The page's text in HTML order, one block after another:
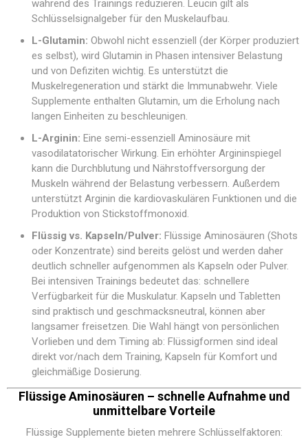
während des Trainings reduzieren. Leucin gilt als
Schlüsselsignalgeber für den Muskelaufbau.
L-Glutamin: Obwohl nicht essenziell (der Körper produziert
es selbst), wird Glutamin in Phasen intensiver Belastung
und von Defiziten wichtig. Es unterstützt die
Muskelregeneration und stärkt die Immunabwehr. Viele
Supplemente enthalten Glutamin, um die Erholung nach
langen Einheiten zu beschleunigen.
L-Arginin: Eine semi-essenziell Aminosäure mit
vasodilatatorischer Wirkung. Ein erhöhter Argininspiegel
kann die Durchblutung und Nährstoffversorgung der
Muskeln während der Belastung verbessern. Außerdem
unterstützt Arginin die kardiovaskulären Funktionen und die
Produktion von Stickstoffmonoxid.
Flüssig vs. Kapseln/Pulver: Flüssige Aminosäuren (Shots
oder Konzentrate) sind bereits gelöst und werden daher
deutlich schneller aufgenommen als Kapseln oder Pulver.
Bei intensiven Trainings bedeutet das: schnellere
Verfügbarkeit für die Muskulatur. Kapseln und Tabletten
sind praktisch und geschmacksneutral, können aber
langsamer freisetzen. Die Wahl hängt von persönlichen
Vorlieben und dem Timing ab: Flüssigformen sind ideal
direkt vor/nach dem Training, Kapseln für Komfort und
gleichmäßige Dosierung.
Flüssige Aminosäuren – schnelle Aufnahme und
unmittelbare Vorteile
Flüssige Supplemente bieten mehrere Schlüsselfaktoren: